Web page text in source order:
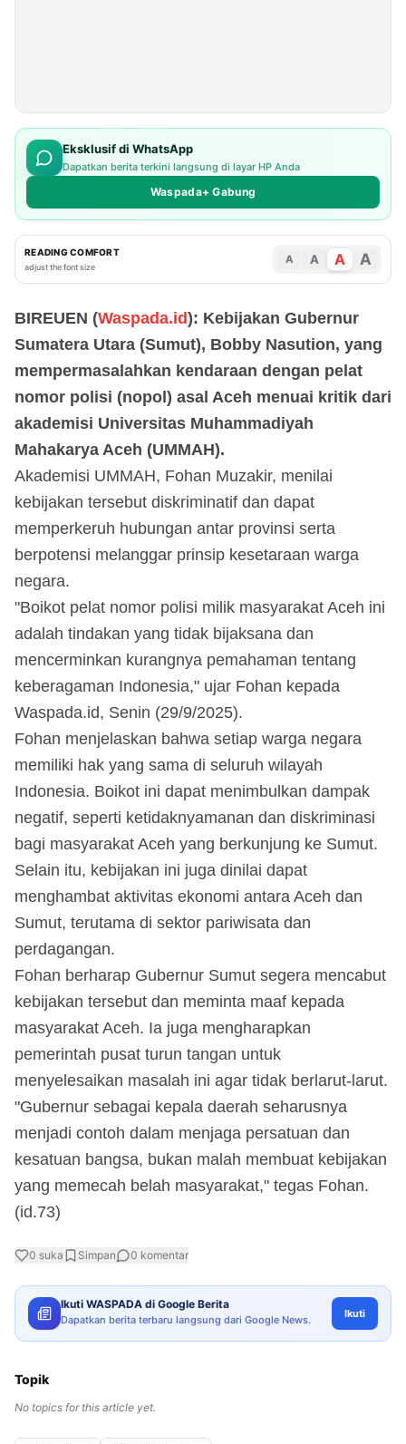
Eksklusif di WhatsApp
Dapatkan berita terkini langsung di layar HP Anda
Waspada+ Gabung
READING COMFORT
adjust the font size
A A A A
BIREUEN (Waspada.id): Kebijakan Gubernur
Sumatera Utara (Sumut), Bobby Nasution, yang
mempermasalahkan kendaraan dengan pelat
nomor polisi (nopol) asal Aceh menuai kritik dari
akademisi Universitas Muhammadiyah
Mahakarya Aceh (UMMAH).
Akademisi UMMAH, Fohan Muzakir, menilai
kebijakan tersebut diskriminatif dan dapat
memperkeruh hubungan antar provinsi serta
berpotensi melanggar prinsip kesetaraan warga
negara.
"Boikot pelat nomor polisi milik masyarakat Aceh ini
adalah tindakan yang tidak bijaksana dan
mencerminkan kurangnya pemahaman tentang
keberagaman Indonesia," ujar Fohan kepada
Waspada.id, Senin (29/9/2025).
Fohan menjelaskan bahwa setiap warga negara
memiliki hak yang sama di seluruh wilayah
Indonesia. Boikot ini dapat menimbulkan dampak
negatif, seperti ketidaknyamanan dan diskriminasi
bagi masyarakat Aceh yang berkunjung ke Sumut.
Selain itu, kebijakan ini juga dinilai dapat
menghambat aktivitas ekonomi antara Aceh dan
Sumut, terutama di sektor pariwisata dan
perdagangan.
Fohan berharap Gubernur Sumut segera mencabut
kebijakan tersebut dan meminta maaf kepada
masyarakat Aceh. Ia juga mengharapkan
pemerintah pusat turun tangan untuk
menyelesaikan masalah ini agar tidak berlarut-larut.
"Gubernur sebagai kepala daerah seharusnya
menjadi contoh dalam menjaga persatuan dan
kesatuan bangsa, bukan malah membuat kebijakan
yang memecah belah masyarakat," tegas Fohan.
(id.73)
0 suka Simpan 0 komentar
Ikuti WASPADA di Google Berita
Dapatkan berita terbaru langsung dari Google News. Ikuti
Topik
No topics for this article yet.